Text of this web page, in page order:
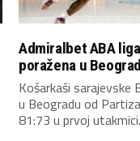
Admiralbet ABA
poražena u
Košarkaši sarajevske
u Beogradu od
81:73 u prvoj